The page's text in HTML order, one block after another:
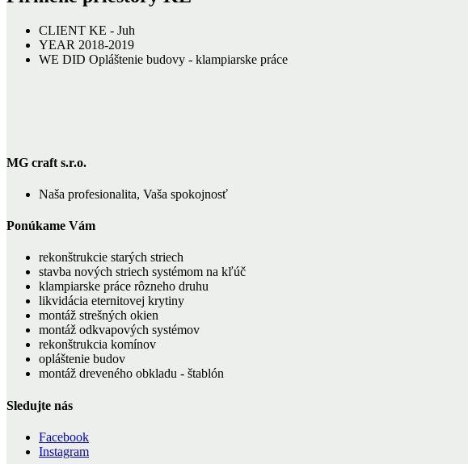
CLIENT KE - Juh
YEAR 2018-2019
WE DID Opláštenie budovy - klampiarske práce
MG craft s.r.o.
Naša profesionalita, Vaša spokojnosť
Ponúkame Vám
rekonštrukcie starých striech
stavba nových striech systémom na kľúč
klampiarske práce rôzneho druhu
likvidácia eternitovej krytiny
montáž strešných okien
montáž odkvapových systémov
rekonštrukcia komínov
opláštenie budov
montáž dreveného obkladu - štablón
Sledujte nás
Facebook
Instagram